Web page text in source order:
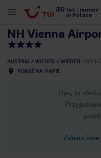
30 lat numer
w Polsce
NH Vienna
AUSTRIA WIEDEŃ WIEDEŃ KOD
POKAŻ NA MAPIE
Ups, ta
Zobacz